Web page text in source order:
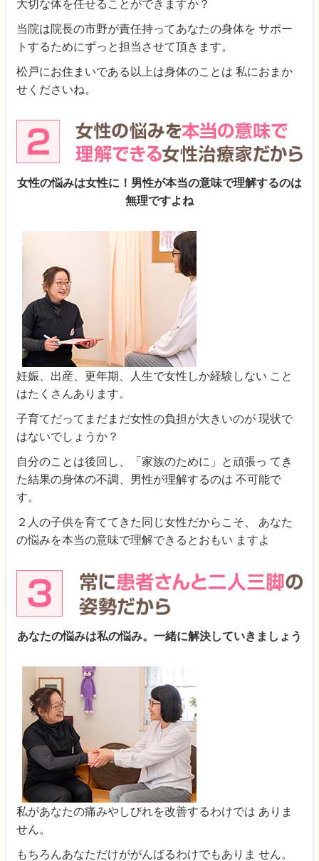
大切な体を任せることができますか？
当院は院長の市野が責任持ってあなたの身体を サポー
トするためにずっと担当させて頂きます。
松戸にお住まいである以上は身体のことは 私におまか
せくださいね。
女性の悩みは女性に！男性が本当の意味で理解するのは
無理ですよね
妊娠、出産、更年期、人生で女性しか経験しない こと
はたくさんあります。
子育てだってまだまだ女性の負担が大きいのが 現状で
はないでしょうか？
自分のことは後回し、「家族のために」と頑張っ てき
た結果の身体の不調、男性が理解するのは 不可能で
す。
２人の子供を育ててきた同じ女性だからこそ、 あなた
の悩みを本当の意味で理解できるとおもい ますよ
あなたの悩みは私の悩み。一緒に解決していきましょう
私があなたの痛みやしびれを改善するわけでは ありま
せん。
もちろんあなただけががんばるわけでもありま せん。